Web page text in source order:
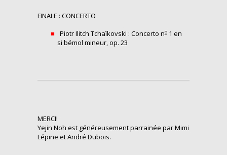
FINALE : CONCERTO
Piotr Ilitch Tchaïkovski : Concerto no1 en
si bémol mineur, op. 23
MERCI!
Yejin Noh est généreusement parrainée par Mimi
Lépine et André Dubois.